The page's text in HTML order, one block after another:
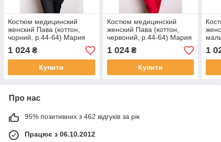
Костюм медицинский
женский Пава (коттон,
чорний, р.44-64) Мария
1 024 ₴
Купити
Костюм медицинский
женский Пава (коттон,
червоний, р.44-64) Мария
1 024₴
Купити
1
Про нас
95% позитивних з 462 відгуків за рік
Працює з 06.10.2012